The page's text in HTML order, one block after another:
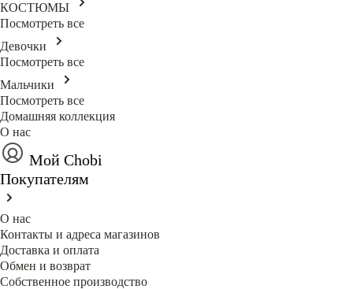
КОСТЮМЫ
Посмотреть все
Девочки
Посмотреть все
Мальчики
Посмотреть все
Домашняя коллекция
О нас
Мой Chobi
Покупателям
О нас
Контакты и адреса магазинов
Доставка и оплата
Обмен и возврат
Собственное производство